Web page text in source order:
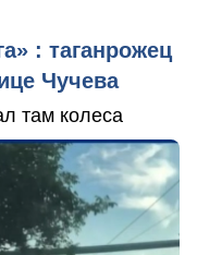
: таганрожец
Чучева
там колеса